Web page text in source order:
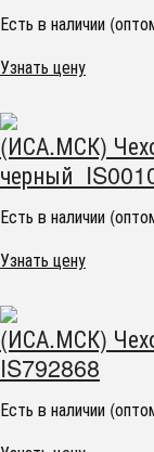
Есть в наличии
Узнать цену
(ИСА.МСК)
черный
Есть в наличии
Узнать цену
(ИСА.МСК)
IS792868
Есть в наличии